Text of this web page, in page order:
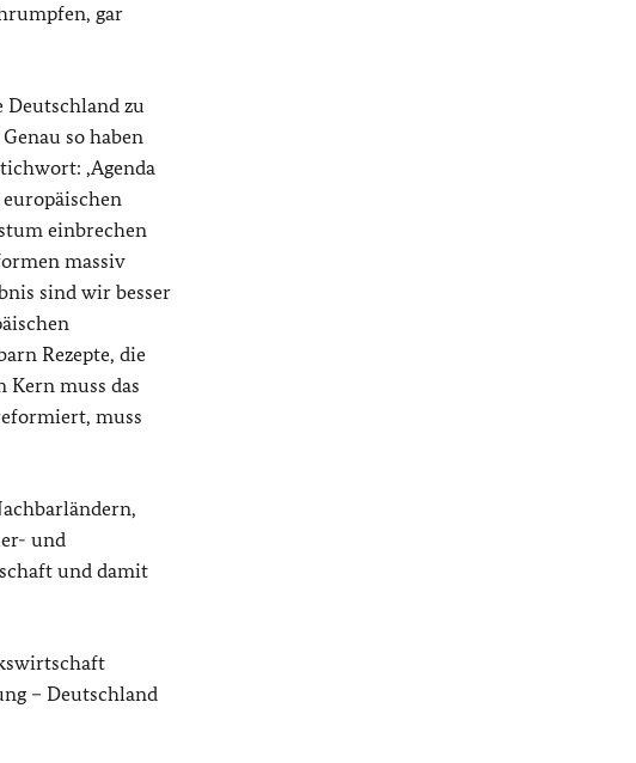
gar
Deutschland zu
so haben
‚Agenda
einbrechen
massiv
sind wir besser
Rezepte, die
muss das
muss
und
und damit
– Deutschland